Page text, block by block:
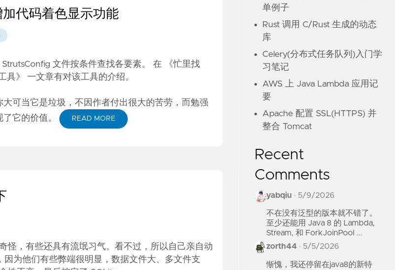
代码着色显示功能
文件按条件查找各要素。 在
《忙里找
具》
一文章有对该工具的介绍。
可当它是垃圾，不因作者付出很大的苦劳，而勉强
它的价值。
READ MORE
怪，有些还具有流氓习气。看不过，所以自己亲自动
为他们有些弊端很明显，数据文件大、多文件支
单例子
Rust 调用 C/Rust 生成的动态
库
Celery(分布式任务队列)入门学
习笔记
AWS 上 Java Lambda 应用记
要
Apache 配置 SSL(HTTPS) 并
整合 Tomcat
Recent
Comments
yabqiu · 5/9/2026
不在没有泛型的版本就不错了。
至少还能用 Java 8 的 Lambda,
Stream, 和 ForkJoinPool ...
zorth44 · 5/5/2026
惭愧，我还停留在java8的新特